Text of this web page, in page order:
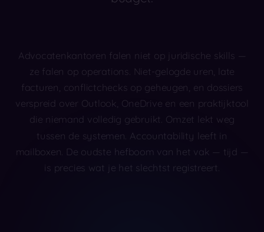
Advocatenkantoren falen niet op juridische skills —
ze falen op operations. Niet-gelogde uren, late
facturen, conflictchecks op geheugen, en dossiers
verspreid over Outlook, OneDrive en een praktijktool
die niemand volledig gebruikt. Omzet lekt weg
tussen de systemen. Accountability leeft in
mailboxen. De oudste hefboom van het vak — tijd —
is precies wat je het slechtst registreert.